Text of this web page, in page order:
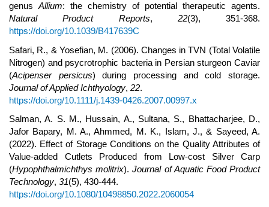
genus Allium: the chemistry of potential therapeutic agents.
Natural Product Reports, 22(3), 351-368.
https://doi.org/10.1039/B417639C
Safari, R., & Yosefian, M. (2006). Changes in TVN (Total Volatile
Nitrogen) and psycrotrophic bacteria in Persian sturgeon Caviar
(Acipenser persicus) during processing and cold storage.
Journal of Applied Ichthyology, 22.
https://doi.org/10.1111/j.1439-0426.2007.00997.x
Salman, A. S. M., Hussain, A., Sultana, S., Bhattacharjee, D.,
Jafor Bapary, M. A., Ahmmed, M. K., Islam, J., & Sayeed, A.
(2022). Effect of Storage Conditions on the Quality Attributes of
Value-added Cutlets Produced from Low-cost Silver Carp
(Hypophthalmichthys molitrix).Journal of Aquatic Food Product
Technology, 31(5), 430-444.
https://doi.org/10.1080/10498850.2022.2060054